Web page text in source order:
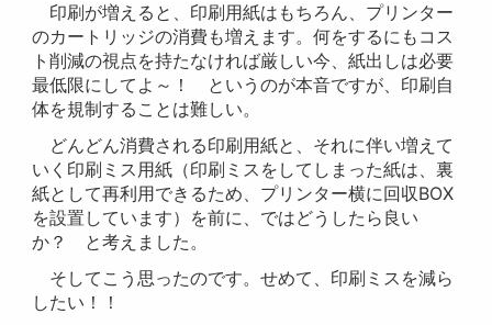
印刷が増えると、印刷用紙はもちろん、プリンター
のカートリッジの消費も増えます。何をするにもコス
ト削減の視点を持たなければ厳しい今、紙出しは必要
最低限にしてよ～！ というのが本音ですが、印刷自
体を規制することは難しい。
どんどん消費される印刷用紙と、それに伴い増えて
いく印刷ミス用紙（印刷ミスをしてしまった紙は、裏
紙として再利用できるため、プリンター横に回収BOX
を設置しています）を前に、ではどうしたら良い
か？ と考えました。
そしてこう思ったのです。せめて、印刷ミスを減ら
したい！！